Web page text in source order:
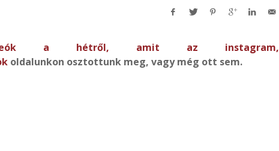
a hétről, amit az instagram,
oldalunkon osztottunk meg, vagy még ott sem.